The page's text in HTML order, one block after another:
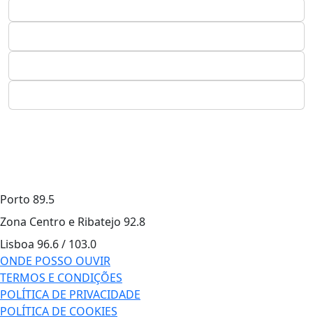
Porto 89.5
Zona Centro e Ribatejo 92.8
Lisboa 96.6 / 103.0
ONDE POSSO OUVIR
TERMOS E CONDIÇÕES
POLÍTICA DE PRIVACIDADE
POLÍTICA DE COOKIES